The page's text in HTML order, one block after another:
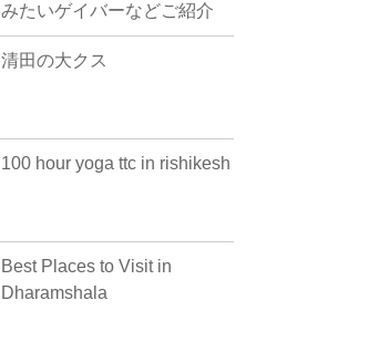
みたいゲイバーなどご紹介
清田の大クス
100 hour yoga ttc in rishikesh
Best Places to Visit in
Dharamshala